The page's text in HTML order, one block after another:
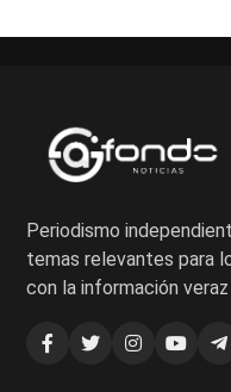
Periodismo
temas relevantes para
con la información